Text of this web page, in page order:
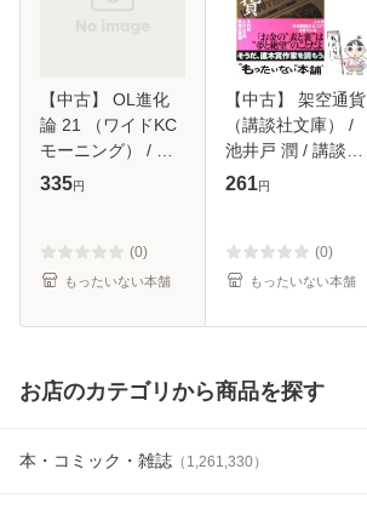
【中古】 OL進化
論 21 （ワイドKC
モーニング） / 秋
月 りす / 講談社
335円
(0)
もったいない本舗
【中古】 架空通貨
（講談社文庫） /
池井戸 潤 / 講談社
[文庫]【メール便送
261円
(0)
もったいない本舗
お店のカテゴリから商品を探す
本・コミック・雑誌 （ 1,261,330）